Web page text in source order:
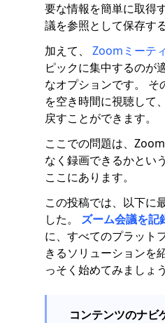
要な情報を簡単に取得
議を参照として保存す
加えて、 Zoomミーテ
ピックに集中するのが
なオプションです。 そ
を空き時間に視聴して
戻すことができます。
ここでの問題は、
なく録画できるかとい
ここにあります。
この投稿では、以下に
した。 ズーム会議を記
に、すべてのプラット
きるソリューションを
っそく始めてみましょう
コンテンツのナビ